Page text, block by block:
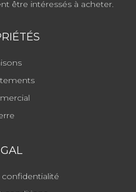
être intéressés à acheter.